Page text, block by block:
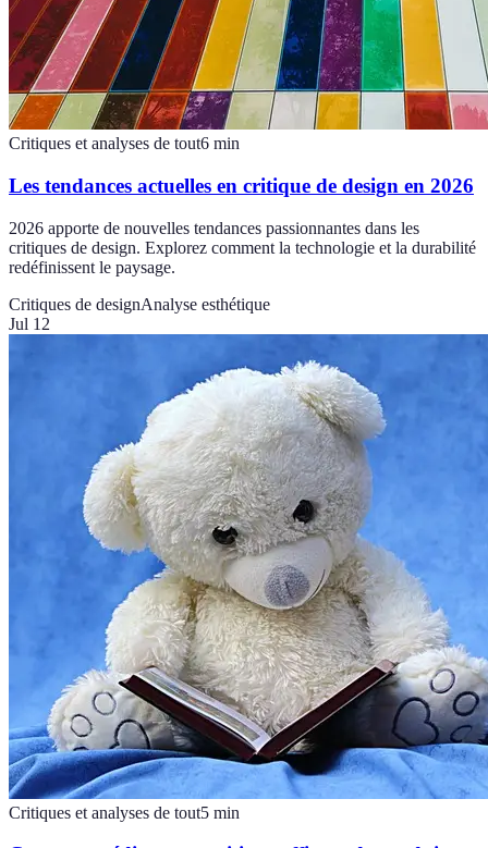
Critiques et analyses de tout6 min
Les tendances actuelles en critique de design en 2026
2026 apporte de nouvelles tendances passionnantes dans les
critiques de design. Explorez comment la technologie et la durabilité
redéfinissent le paysage.
Critiques de designAnalyse esthétique
Jul 12
Critiques et analyses de tout5 min